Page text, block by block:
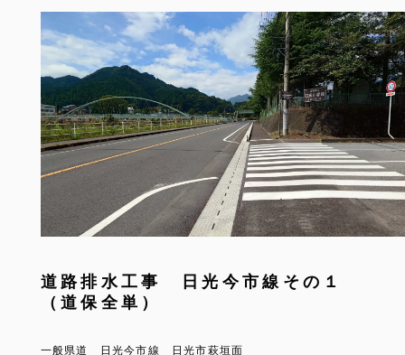
道路排水工事 日光今市線その１
（道保全単）
一般県道 日光今市線 日光市萩垣面